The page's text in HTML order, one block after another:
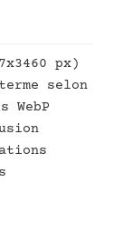
px)
selon